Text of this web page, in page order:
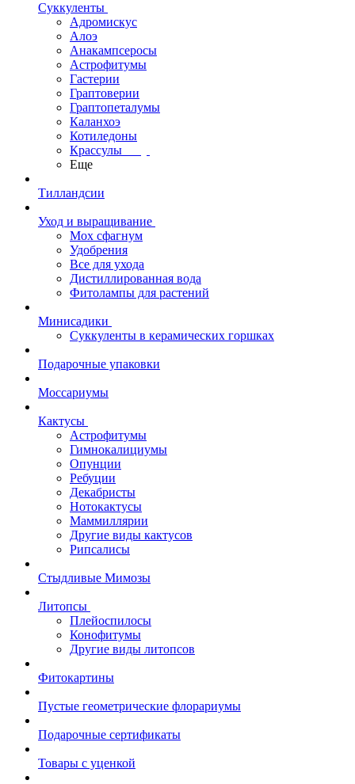
Суккуленты
Адромискус
Алоэ
Анакампсеросы
Астрофитумы
Гастерии
Граптоверии
Граптопеталумы
Каланхоэ
Котиледоны
Крассулы
Еще
Тилландсии
Уход и выращивание
Мох сфагнум
Удобрения
Все для ухода
Дистиллированная вода
Фитолампы для растений
Минисадики
Суккуленты в керамических горшках
Подарочные упаковки
Моссариумы
Кактусы
Астрофитумы
Гимнокалициумы
Опунции
Ребуции
Декабристы
Нотокактусы
Маммиллярии
Другие виды кактусов
Рипсалисы
Стыдливые Мимозы
Литопсы
Плейоспилосы
Конофитумы
Другие виды литопсов
Фитокартины
Пустые геометрические флорариумы
Подарочные сертификаты
Товары с уценкой